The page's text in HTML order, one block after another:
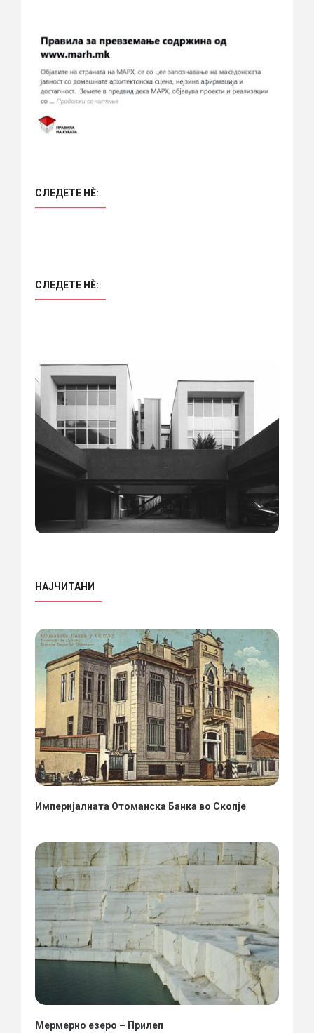
СЛЕДЕТЕ НÈ:
СЛЕДЕТЕ НÈ:
НАЈЧИТАНИ
Империјалната Отоманска Банка во Скопје
Мермерно езеро – Прилеп